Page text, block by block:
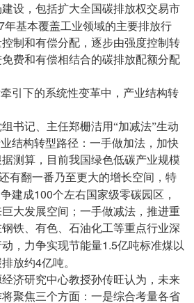
设，包括扩大全国碳排放权交易市
年基本覆盖工业领域的主要排放行
制和有偿分配，逐步由强度控制转
费和有偿相结合的碳排放配额分配
引下的系统性变革中，产业结构转
书记、主任郑栅洁用“加减法”生动
结构转型路径：一手做加法，加快
测算，目前我国绿色低碳产业规模
有翻一番乃至更大的增长空间，特
建成100个左右国家级零碳园区，
大发展空间；一手做减法，推进重
铁、有色、石油化工等重点行业深
，力争实现节能量1.5亿吨标准煤以
排放约4亿吨。
济研究中心教授孙传旺认为，未来
聚焦三个方面：一是综合考量各省